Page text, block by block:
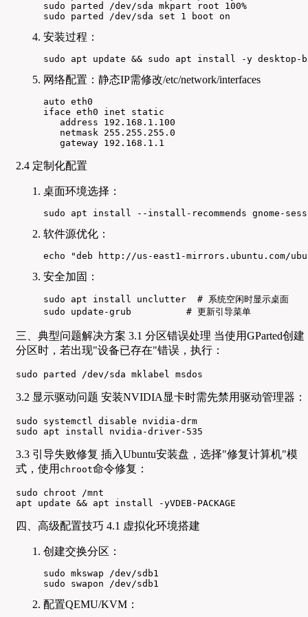
sudo parted /dev/sda mkpart root 100%
sudo parted /dev/sda set 1 boot on
安装过程：
sudo apt update && sudo apt install -y desktop-
网络配置：静态IP需修改/etc/network/interfaces
auto eth0
iface eth0 inet static
   address 192.168.1.100
   netmask 255.255.255.0
   gateway 192.168.1.1
2.4 定制化配置
桌面环境选择：
sudo apt install --install-recommends gnome-
软件源优化：
echo "deb http://us-east1-
安全加固：
sudo apt install unclutter  # 系统空闲时显示桌面
sudo update-grub          # 更新引导菜单
三、典型问题解决方案 3.1 分区错误处理 当使用GParted创建
分区时，若出现"设备已存在"错误，执行：
sudo parted /dev/sda mklabel msdos
3.2 显示驱动问题 安装NVIDIA显卡时需先禁用驱动管理器：
sudo systemctl disable nvidia-drm
sudo apt install nvidia-driver-535
3.3 引导失败修复 插入Ubuntu安装盘，选择"修复计算机"模
式，使用 chroot命令修复：
sudo chroot /mnt
apt update && apt install -yVDEB-PACKAGE
四、高级配置技巧 4.1 虚拟化环境搭建
创建交换分区：
sudo mkswap /dev/sdb1
sudo swapon /dev/sdb1
配置QEMU/KVM：